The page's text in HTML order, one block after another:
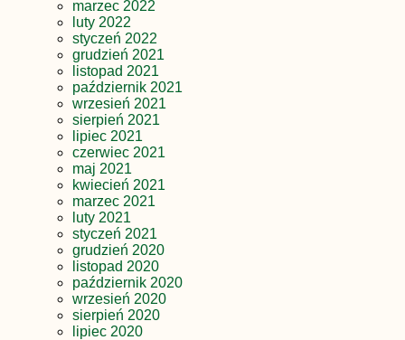
marzec 2022
luty 2022
styczeń 2022
grudzień 2021
listopad 2021
październik 2021
wrzesień 2021
sierpień 2021
lipiec 2021
czerwiec 2021
maj 2021
kwiecień 2021
marzec 2021
luty 2021
styczeń 2021
grudzień 2020
listopad 2020
październik 2020
wrzesień 2020
sierpień 2020
lipiec 2020